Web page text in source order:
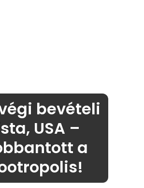
bevételi
USA –
a